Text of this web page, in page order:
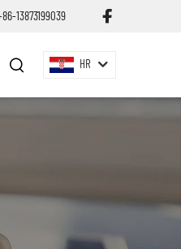
13873199039
HR